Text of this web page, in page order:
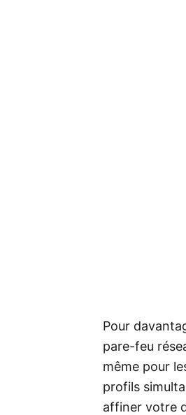
Pour
pare-feu
même pour
profils
affiner votre